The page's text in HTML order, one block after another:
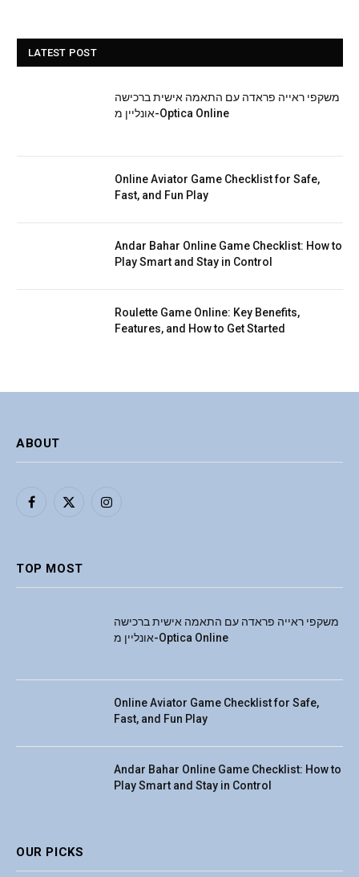
LATEST POST
משקפי ראייה פראדה עם התאמה אישית ברכישה
אונליין מ-Optica Online
Online Aviator Game Checklist for Safe,
Fast, and Fun Play
Andar Bahar Online Game Checklist: How to
Play Smart and Stay in Control
Roulette Game Online: Key Benefits,
Features, and How to Get Started
ABOUT
Facebook
X
Instagram
TOP MOST
משקפי ראייה פראדה עם התאמה אישית ברכישה
אונליין מ-Optica Online
Online Aviator Game Checklist for Safe,
Fast, and Fun Play
Andar Bahar Online Game Checklist: How to
Play Smart and Stay in Control
OUR PICKS